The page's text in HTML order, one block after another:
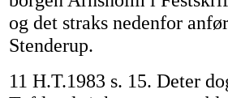
og det straks nedenfor
Stenderup.
11 H.T.1983 s. 15. Deter